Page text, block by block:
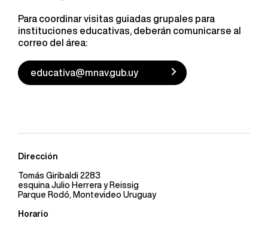
Para coordinar visitas guiadas grupales para
instituciones educativas, deberán comunicarse al
correo del área:
educativa@mnav.gub.uy
Dirección
Tomás Giribaldi 2283
esquina Julio Herrera y Reissig
Parque Rodó, Montevideo Uruguay
Horario